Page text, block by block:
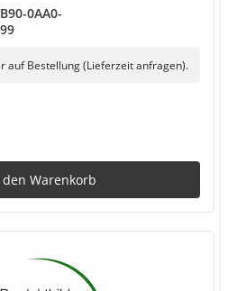
0AA0-
auf Bestellung (Lieferzeit anfragen).
den Warenkorb